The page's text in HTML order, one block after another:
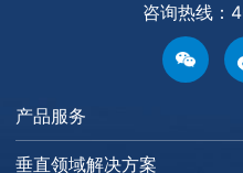
咨询热线：
产品服务
垂直领域解决方案